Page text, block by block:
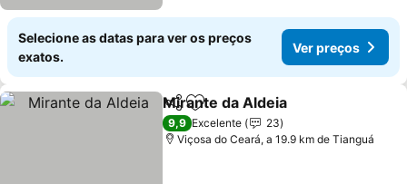
Selecione as datas para ver os preços
exatos.
Ver preços
PartilharAdicionar aos favoritos
Mirante da Aldeia
9,9 Excelente
23
Viçosa do Ceará, a 19.9 km de Tianguá